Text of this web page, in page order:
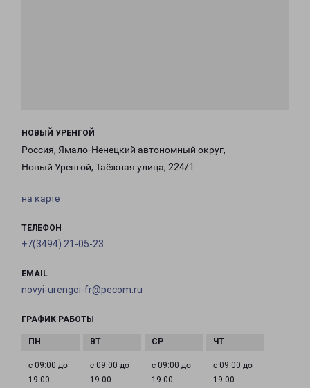
НОВЫЙ УРЕНГОЙ
Россия, Ямало-Ненецкий автономный округ,
Новый Уренгой, Таёжная улица, 224/1
на карте
ТЕЛЕФОН
+7(3494) 21-05-23
EMAIL
novyi-urengoi-fr@pecom.ru
ГРАФИК РАБОТЫ
с 09:00 до
19:00
с 09:00 до
19:00
с 09:00 до
19:00
с 09:00 до
19:00